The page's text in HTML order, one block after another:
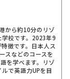
から約10分のリゾ
校です。2023年9
徴です。日本人ス
スなどのコースを
を学べます。リゾ
で英語力UPを目